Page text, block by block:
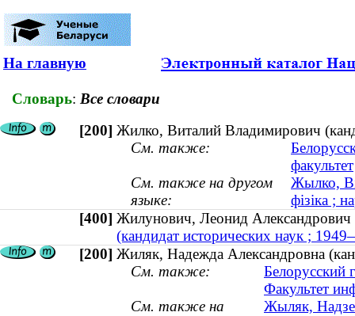
На главную
Словарь: Все словари
[200] Жилко, Виталий Владимирович
См. также:
факультет
См. также на другом
языке:
Жылко,
фізіка ;
[400] Жилунович, Леонид
(кандидат исторических наук ;
[200] Жиляк, Надежда Александровна
См. также:
Белорусский
Факультет
См. также на
Жыляк,